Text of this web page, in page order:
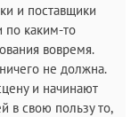
и поставщики
по каким-то
вовремя.
не должна.
и начинают
в свою пользу то,